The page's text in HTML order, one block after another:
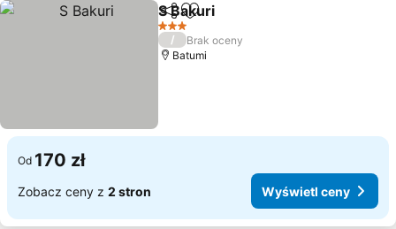
UdostępnijDodaj do ulubionych
S Bakuri
3 Kategoria
/
Brak oceny
Batumi
Od 170 zł
Zobacz ceny z 2 stron Wyświetl ceny